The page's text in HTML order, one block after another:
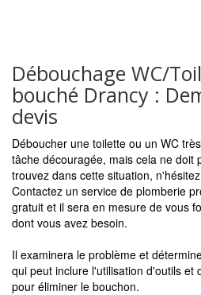
Débouchage WC/
bouché Drancy :
devis
Déboucher une toilette ou un WC
tâche découragée, mais cela ne doit
trouvez dans cette situation,
Contactez un service de plomberie
gratuit et il sera en mesure de vous
dont vous avez besoin.
Il examinera le problème et
qui peut inclure l'utilisation d'outils et
pour éliminer le bouchon.